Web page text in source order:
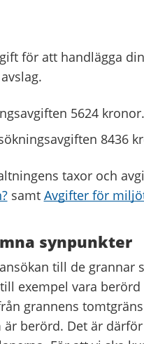
för att handlägga
5624 kronor.
8436
taxor och
samt Avgifter för
synpunkter
till de grannar
exempel vara
grannens
berörd. Det är